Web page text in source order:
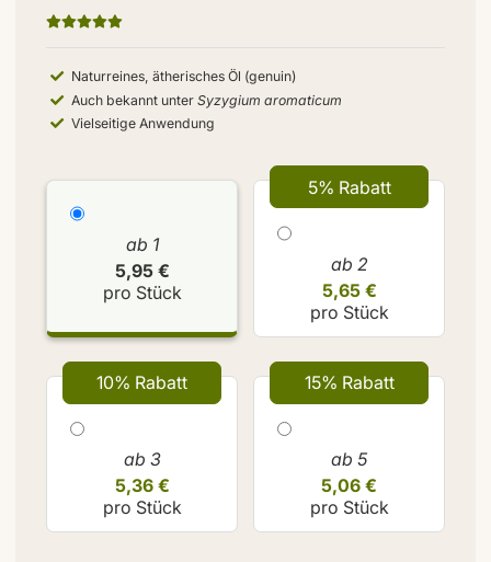
Naturreines, ätherisches Öl (genuin)
Auch bekannt unter Syzygium aromaticum
Vielseitige Anwendung
ab 1
5,95 €
pro Stück
5% Rabatt
ab 2
5,65 €
pro Stück
10% Rabatt
ab 3
5,36 €
pro Stück
15% Rabatt
ab 5
5,06 €
pro Stück